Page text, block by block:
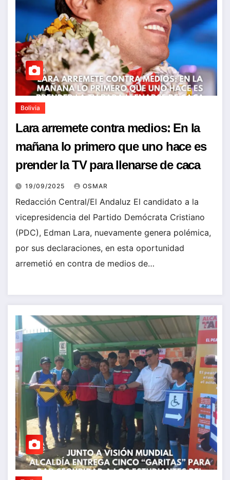
Bolivia
Lara arremete contra medios: En la
mañana lo primero que uno hace es
prender la TV para llenarse de caca
19/09/2025 OSMAR
Redacción Central/El Andaluz El candidato a la
vicepresidencia del Partido Demócrata Cristiano
(PDC), Edman Lara, nuevamente genera polémica,
por sus declaraciones, en esta oportunidad
arremetió en contra de medios de…